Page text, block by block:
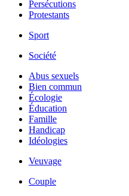
Persécutions
Protestants
Sport
Société
Abus sexuels
Bien commun
Écologie
Éducation
Famille
Handicap
Idéologies
Veuvage
Couple